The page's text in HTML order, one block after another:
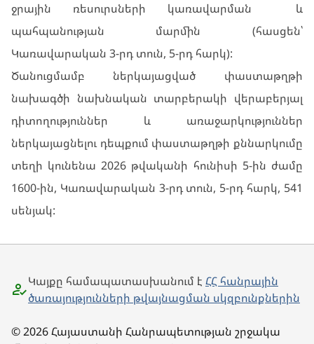
ջրային ռեսուրսների կառավարման և
պահպանության մարմին (հասցեն՝
Կառավարական 3-րդ տուն, 5-րդ հարկ):
Ծանուցմամբ ներկայացված փաստաթղթի
նախագծի նախնական տարբերակի վերաբերյալ
դիտողություններ և առաջարկություններ
ներկայացնելու դեպքում փաստաթղթի քննարկումը
տեղի կունենա 2026 թվականի հունիսի 5-ին ժամը
1600-ին, Կառավարական 3-րդ տուն, 5-րդ հարկ, 541
սենյակ:
Կայքը համապատասխանում է ՀՀ հանրային
ծառայությունների թվայնացման սկզբունքներին
© 2026 Հայաստանի Հանրապետության շրջակա